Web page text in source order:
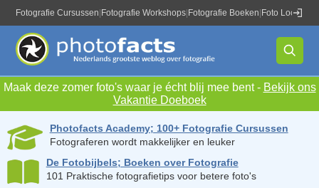
Fotografie Cursussen Fotografie Workshops Fotografie Boeken Foto Locaties
Maak deze zomer foto's waar je écht blij mee bent - Bekijk ons
Vakantie Doeboek
Photofacts Academy; 100+ Fotografie Cursussen
Fotograferen wordt makkelijker en leuker
De Fotobijbels; Boeken over Fotografie
101 Praktische fotografietips voor betere foto's